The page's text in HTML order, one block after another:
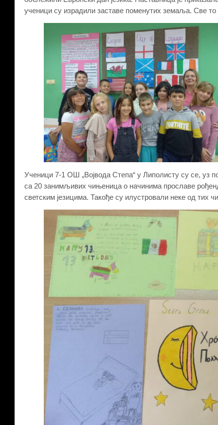
ученици су израдили заставе поменутих земаља. Све
Ученици 7-1 ОШ „Војвода Степа“ у Липолисту су се, уз
са 20 занимљивих чињеница о начинима прославе
светским језицима. Такође су илустровали неке од тих